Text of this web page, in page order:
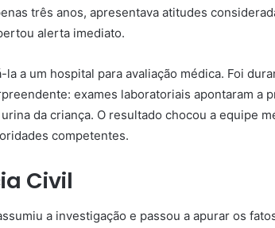
três anos, apresentava atitudes
alerta imediato.
a um hospital para avaliação médica. Foi
exames laboratoriais apontaram a
da criança. O resultado chocou a equipe
competentes.
Civil
a investigação e passou a apurar os